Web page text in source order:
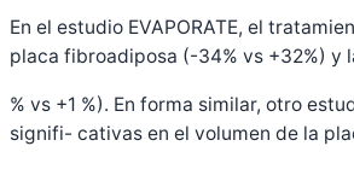
En el estudio EVAPORATE, el
placa fibroadiposa (-34% vs +32%) y
% vs +1 %). En forma similar, otro
signifi- cativas en el volumen de la